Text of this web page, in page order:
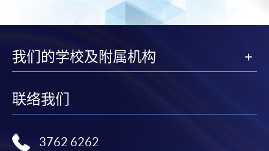
我们的学校及附属机构
联络我们
3762 6262